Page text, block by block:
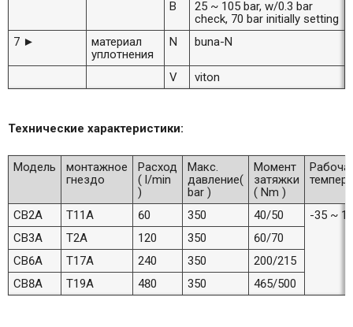
B
25 ~ 105 bar, w/0.3 bar
check, 70 bar initially setting
7 ►
материал
уплотнения
N buna-N
V viton
Технические характеристики:
Модель
монтажное
гнездо
Расход
( l/min
)
Макс.
давление(
bar )
Момент
затяжки
( Nm )
CB2A T11A 60 350 40/50
-35 ~
CB3A
T2A 120 350
60/70
CB6A
T17A 240 350
200/215
CB8A
T19A 480 350 465/500